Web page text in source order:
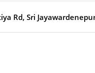
Rd, Sri